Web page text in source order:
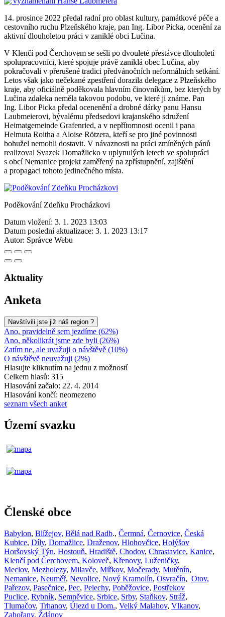
14. prosince 2022 předal radní pro oblast kultury, památkové péče a
cestovního ruchu Plzeňského kraje, pan Ing. Libor Picka, ocenění za
aktivní dlouholetou práci v zaniklé obci Lučina.
V Klenčí pod Čerchovem se sešli po dvouleté přestávce dlouholetí
spolupracovníci, které spojuje právě zaniklá obec Lučina, aby
pokračovali v přerušené tradici předvánočních neformálních setkání.
Letos však jako nečekané zpestření dorazila delegace z Plzeňského
kraje, aby oficiálně poděkovala hlavním činovníkům, bez kterých by
Lučina zdaleka neměla takovou podobu, ve které ji známe. Pan
Ing. Libor Picka předal ocenenění a drobné dárky panu Hansu
Laubmeierovi, bývalému předsedovi krajanského sdružení
Heimatgemeinde Grafenried, a v nepřítomnosti ocenil i pana
Helmuta Roitha a Aloise Rötzera, kteří se pro jiné povinnosti
bohužel nemohli dostavit. V návaznosti na práci zmíněných pánů
realizoval Svazek Domažlicko v uplynulých letech ve spolupráci
s obcí Nemanice projekt zaměřený na zpřístupnění, zajištění
a propagaci tohoto jedinečného místa.
Poděkování Zdeňku Procházkovi
Datum vložení: 3. 1. 2023 13:03
Datum poslední aktualizace: 3. 1. 2023 13:17
Autor: Správce Webu
Aktuality
Anketa
Navštívili jste již náš region ?
Ano, pravidelně sem jezdíme (62%)
Ano, několikrát jsme zde byli (26%)
Zatím ne, ale uvažuji o návštěvě (10%)
O návštěvě neuvažuji (2%)
Hlasujte kliknutím na jednu z možností
Celkem hlasů: 315
Hlasování začalo: 22. 4. 2014
Hlasování končí: neomezeno
seznam všech anket
Území svazku
Členské obce
Babylon, Blížejov, Bělá nad Radb., Čermná, Černovice, Česká
Kubice, Díly, Domažlice, Draženov, Hlohovčice, Holýšov
Horšovský Týn, Hostouň, Hradiště, Chodov, Chrastavice, Kanice,
Klenčí pod Čerchovem, Koloveč, Křenovy, Luženičky,
Meclov, Mezholezy, Milavče, Miřkov, Močerady, Mutěnín,
Nemanice, Neuměř, Nevolice, Nový Kramolín, Osvračín, Otov,
Pařezov, Pasečnice, Pec, Pelechy, Poběžovice, Postřekov
Puclice, Rybník, Semněvice, Srbice, Srby, Staňkov, Stráž,
Tlumačov, Trhanov, Újezd u Dom., Velký Malahov, Vlkanov,
Zahořany, Ždánov